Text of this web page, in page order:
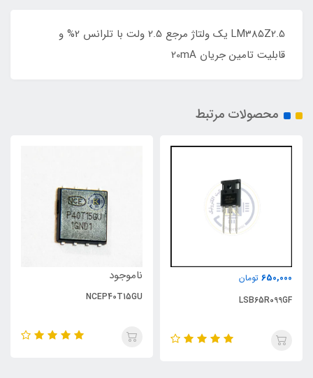
LM385Z2.5 یک ولتاژ مرجع 2.5 ولت با تلرانس 2% و
قابلیت تامین جریان 20mA
محصولات مرتبط
650,000 تومان
LSB65R099GF
ناموجود
NCEP40T15GU